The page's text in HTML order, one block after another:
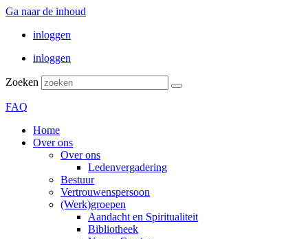
Ga naar de inhoud
inloggen
inloggen
Zoeken
FAQ
Home
Over ons
Over ons
Ledenvergadering
Bestuur
Vertrouwenspersoon
(Werk)groepen
Aandacht en Spiritualiteit
Bibliotheek